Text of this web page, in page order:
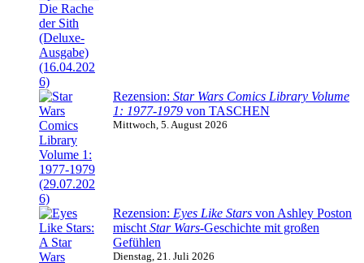
Rezension: Star Wars Comics Library Volume
1: 1977-1979 von TASCHEN
Mittwoch, 5. August 2026
Rezension: Eyes Like Stars von Ashley Poston
mischt Star Wars-Geschichte mit großen
Gefühlen
Dienstag, 21. Juli 2026